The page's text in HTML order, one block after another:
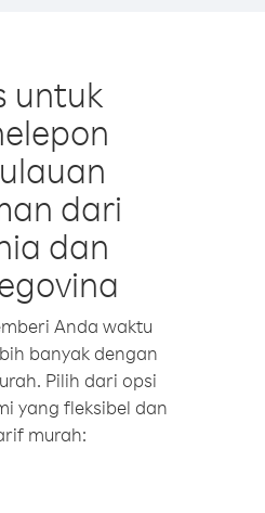
untuk
dari
dan
Anda waktu
banyak dengan
Pilih dari opsi
yang fleksibel dan
murah: